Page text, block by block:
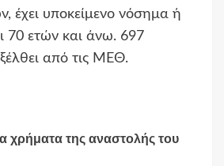
έχει υποκείμενο νόσημα ή
70 ετών και άνω. 697
από τις ΜΕΘ.
χρήματα της αναστολής του